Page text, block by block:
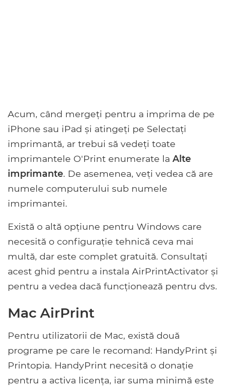
Acum, când mergeți pentru a imprima de pe
iPhone sau iPad și atingeți pe Selectați
imprimantă, ar trebui să vedeți toate
imprimantele O'Print enumerate la Alte
imprimante. De asemenea, veți vedea că are
numele computerului sub numele
imprimantei.
Există o altă opțiune pentru Windows care
necesită o configurație tehnică ceva mai
multă, dar este complet gratuită. Consultați
acest ghid pentru a instala AirPrintActivator și
pentru a vedea dacă funcționează pentru dvs.
Mac AirPrint
Pentru utilizatorii de Mac, există două
programe pe care le recomand: HandyPrint și
Printopia. HandyPrint necesită o donație
pentru a activa licența, iar suma minimă este